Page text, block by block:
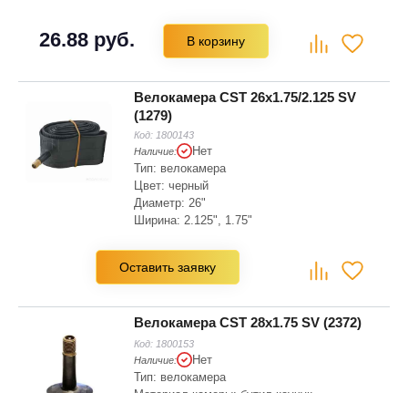
26.88 руб. В корзину
Велокамера CST 26x1.75/2.125 SV
(1279)
Код: 1800143
Наличие:
Нет
Тип: велокамера
Цвет: черный
Диаметр: 26"
Ширина: 2.125", 1.75"
Оставить заявку
Велокамера CST 28x1.75 SV (2372)
Код: 1800153
Наличие:
Нет
Тип: велокамера